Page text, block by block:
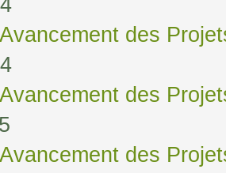
des
des
des